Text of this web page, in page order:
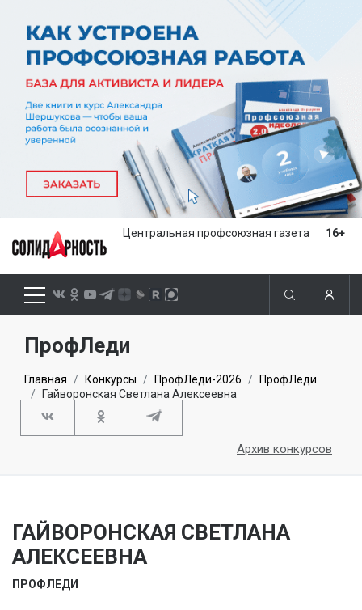
Центральная профсоюзная газета 16+
ПрофЛеди
Главная Конкурсы ПрофЛеди-2026
ПрофЛеди
Гайворонская Светлана Алексеевна
Архив конкурсов
ГАЙВОРОНСКАЯ СВЕТЛАНА
АЛЕКСЕЕВНА
ПРОФЛЕДИ